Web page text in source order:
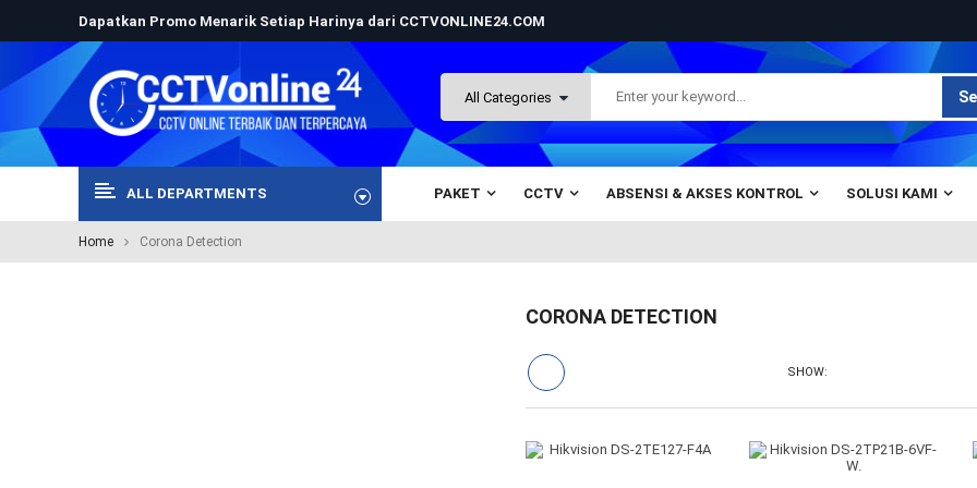
Dapatkan Promo Menarik Setiap Harinya dari CCTVONLINE24.COM
ALL DEPARTMENTS PAKET CCTV ABSENSI & AKSES KONTROL SOLUSI KAMI
Home Corona Detection
CORONA DETECTION
SHOW: